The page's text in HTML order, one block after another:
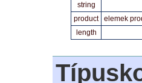
string
product
elemek
length